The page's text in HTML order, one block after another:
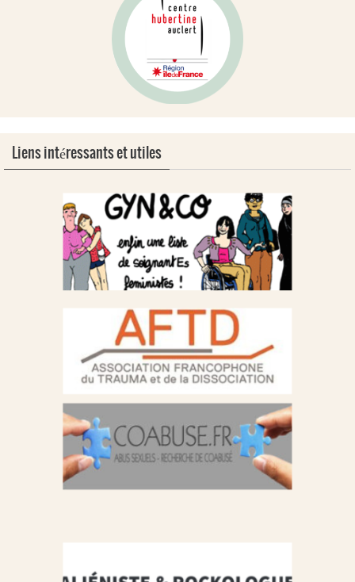
Liens intéressants et utiles